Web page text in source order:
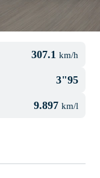
307.1 km/h
3"95
9.897 km/l